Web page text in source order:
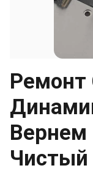
Ремонт
Вернем
Чистый